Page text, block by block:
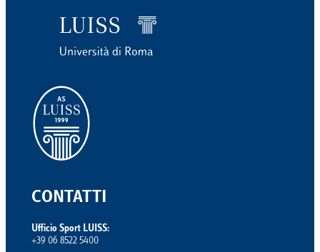
CONTATTI
Ufficio Sport LUISS:
+39 06 8522 5400